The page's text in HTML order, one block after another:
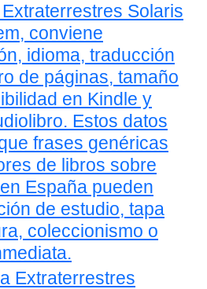
Solaris
conviene
idioma, traducción
de páginas, tamaño
en Kindle y
Estos datos
frases genéricas
de libros sobre
España pueden
de estudio, tapa
coleccionismo o
Extraterrestres